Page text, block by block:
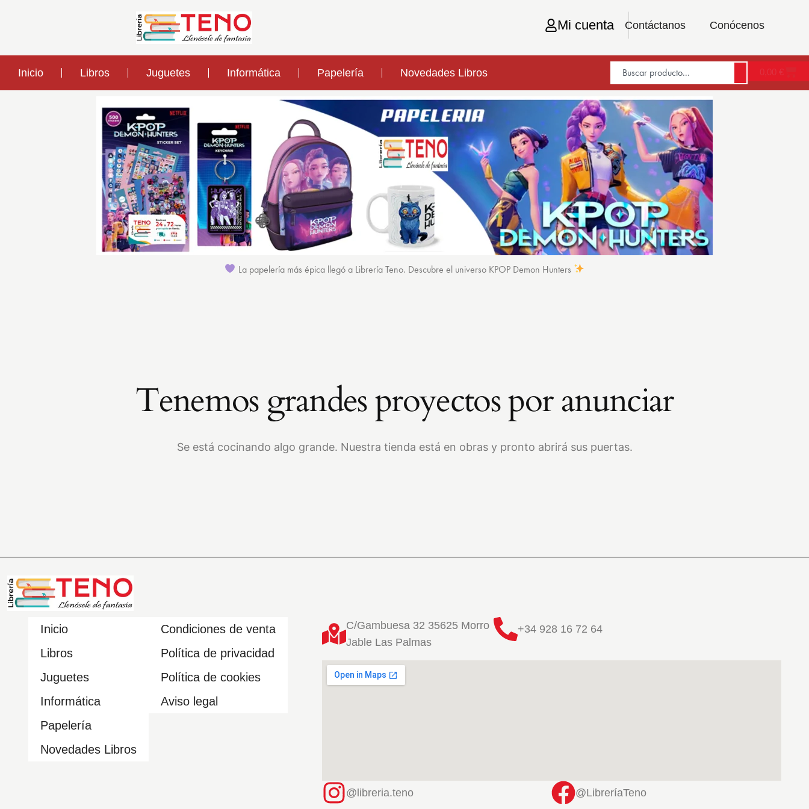
Contáctanos Conócenos
Mi cuenta
Inicio Libros Juguetes Informática Papelería Novedades Libros 0,00 €
La papelería más épica llegó a Librería Teno. Descubre el universo KPOP Demon Hunters
Tenemos grandes proyectos por anunciar
Se está cocinando algo grande. Nuestra tienda está en obras y pronto abrirá sus puertas.
Inicio
Libros
Juguetes
Informática
Papelería
Novedades Libros
Condiciones de venta
Política de privacidad
Política de cookies
Aviso legal
C/Gambuesa 32 35625 Morro
Jable Las Palmas
+34 928 16 72 64
@libreria.teno @LibreríaTeno